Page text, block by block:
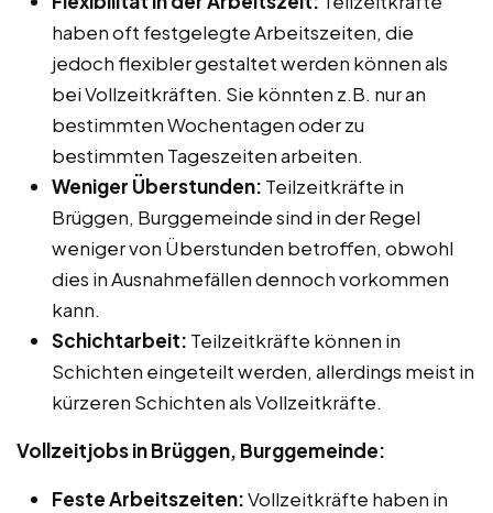
haben oft festgelegte Arbeitszeiten, die
jedoch flexibler gestaltet werden können als
bei Vollzeitkräften. Sie könnten z.B. nur an
bestimmten Wochentagen oder zu
bestimmten Tageszeiten arbeiten.
Weniger Überstunden: Teilzeitkräfte in
Brüggen, Burggemeinde sind in der Regel
weniger von Überstunden betroffen, obwohl
dies in Ausnahmefällen dennoch vorkommen
kann.
Schichtarbeit: Teilzeitkräfte können in
Schichten eingeteilt werden, allerdings meist in
kürzeren Schichten als Vollzeitkräfte.
Vollzeitjobs in Brüggen, Burggemeinde:
Feste Arbeitszeiten:Vollzeitkräfte haben in